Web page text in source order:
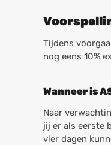
Tijdens
nog eens 10%
Wanneer is
Naar
jij er als eerste
vier dagen